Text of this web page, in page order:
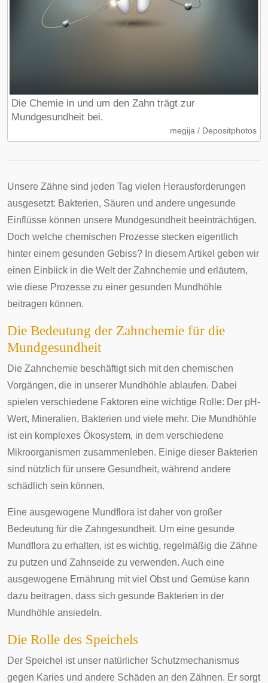
Die Chemie in und um den Zahn trägt zur
Mundgesundheit bei.
megija / Depositphotos
Unsere Zähne sind jeden Tag vielen Herausforderungen
ausgesetzt: Bakterien, Säuren und andere ungesunde
Einflüsse können unsere Mundgesundheit beeinträchtigen.
Doch welche chemischen Prozesse stecken eigentlich
hinter einem gesunden Gebiss? In diesem Artikel geben wir
einen Einblick in die Welt der Zahnchemie und erläutern,
wie diese Prozesse zu einer gesunden Mundhöhle
beitragen können.
Die Bedeutung der Zahnchemie für die
Mundgesundheit
Die Zahnchemie beschäftigt sich mit den chemischen
Vorgängen, die in unserer Mundhöhle ablaufen. Dabei
spielen verschiedene Faktoren eine wichtige Rolle: Der pH-
Wert, Mineralien, Bakterien und viele mehr. Die Mundhöhle
ist ein komplexes Ökosystem, in dem verschiedene
Mikroorganismen zusammenleben. Einige dieser Bakterien
sind nützlich für unsere Gesundheit, während andere
schädlich sein können.
Eine ausgewogene Mundflora ist daher von großer
Bedeutung für die Zahngesundheit. Um eine gesunde
Mundflora zu erhalten, ist es wichtig, regelmäßig die Zähne
zu putzen und Zahnseide zu verwenden. Auch eine
ausgewogene Ernährung mit viel Obst und Gemüse kann
dazu beitragen, dass sich gesunde Bakterien in der
Mundhöhle ansiedeln.
Die Rolle des Speichels
Der Speichel ist unser natürlicher Schutzmechanismus
gegen Karies und andere Schäden an den Zähnen. Er sorgt